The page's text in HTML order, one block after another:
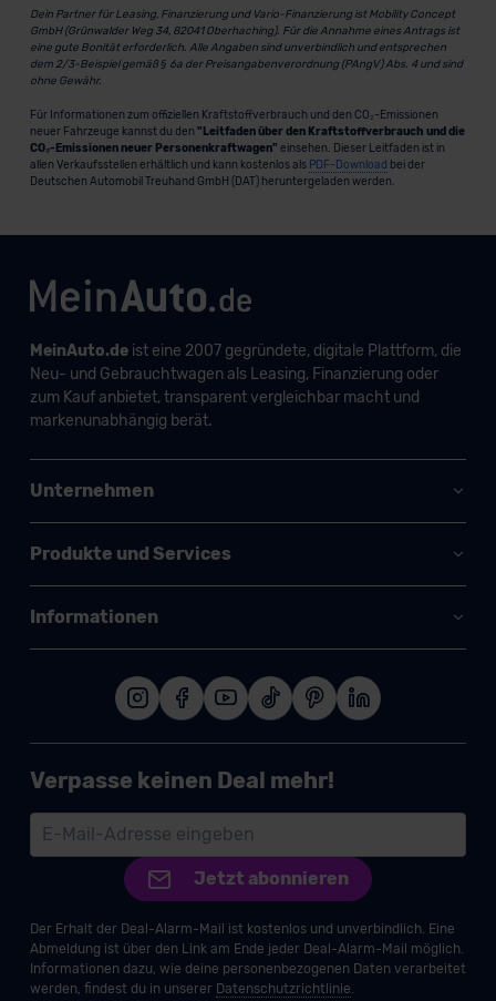
Dein Partner für Leasing, Finanzierung und Vario-Finanzierung ist Mobility Concept
GmbH (Grünwalder Weg 34, 82041 Oberhaching). Für die Annahme eines Antrags ist
eine gute Bonität erforderlich. Alle Angaben sind unverbindlich und entsprechen
dem 2/3-Beispiel gemäß § 6a der Preisangabenverordnung (PAngV) Abs. 4 und sind
ohne Gewähr.
Für Informationen zum offiziellen Kraftstoffverbrauch und den CO₂-Emissionen
neuer Fahrzeuge kannst du den "Leitfaden über den Kraftstoffverbrauch und die
CO₂-Emissionen neuer Personenkraftwagen" einsehen. Dieser Leitfaden ist in
allen Verkaufsstellen erhältlich und kann kostenlos als PDF-Download bei der
Deutschen Automobil Treuhand GmbH (DAT) heruntergeladen werden.
MeinAuto.deist eine 2007 gegründete, digitale Plattform, die
Neu- und Gebrauchtwagen als Leasing, Finanzierung oder
zum Kauf anbietet, transparent vergleichbar macht und
markenunabhängig berät.
Unternehmen
Produkte und Services
Informationen
Verpasse keinen Deal mehr!
Jetzt abonnieren
Der Erhalt der Deal-Alarm-Mail ist kostenlos und unverbindlich. Eine
Abmeldung ist über den Link am Ende jeder Deal-Alarm-Mail möglich.
Informationen dazu, wie deine personenbezogenen Daten verarbeitet
werden, findest du in unserer Datenschutzrichtlinie.